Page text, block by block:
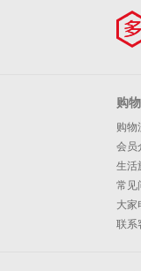
购
购物
会员
生活
常见
大家
联系